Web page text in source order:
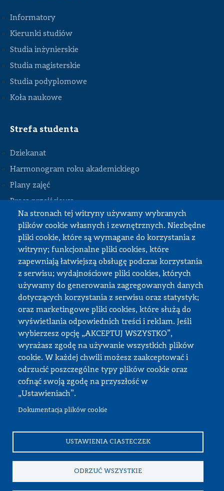
Na stronach tej witryny używamy wybranych
plików cookie własnych i zewnętrznych. Niezbędne
pliki cookie, które są wymagane do korzystania z
witryny; funkcjonalne pliki cookies, które
zapewniają łatwiejszą obsługę podczas korzystania
z serwisu; wydajnościowe pliki cookies, których
używamy do generowania zagregowanych danych
dotyczących korzystania z serwisu oraz statystyk;
oraz marketingowe pliki cookies, które służą do
wyświetlania odpowiednich treści i reklam. Jeśli
wybierzesz opcję „AKCEPTUJ WSZYSTKO”,
wyrażasz zgodę na używanie wszystkich plików
cookie. W każdej chwili możesz zaakceptować i
odrzucić poszczególne typy plików cookie oraz
cofnąć swoją zgodę na przyszłość w
„Ustawieniach”.
Dokumentacja plików cookie
USTAWIENIA CIASTECZEK
ODRZUĆ WSZYSTKIE
STOPKA
Informatory
Kierunki studiów
Studia inżynierskie
Studia magisterskie
Studia podyplomowe
Koła naukowe
Strefa studenta
Dziekanat
Harmonogram roku akademickiego
Plany zajęć
Praca przejściowa
Praca dyplomowa
Praktyki studenckie
Dokumenty do pobrania
Strefa pracownika
APD
SAP PW
Intranet
Sprawy socjalne
Repozytorium
Wydział Samochodów i Maszyn Roboczych